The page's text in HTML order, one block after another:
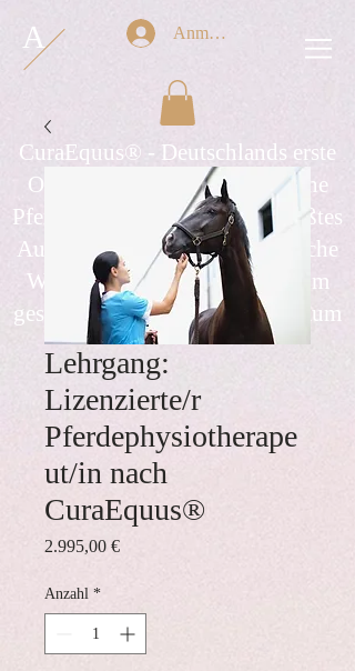
A Anmelden
CuraEquus® - Deutschlands erste
Online-Schule für ganzheitliche
Pferdeberufe seit 2013 und größtes
Ausbildungsinstitut für berufliche
Weiterbildungen mit Pferden im
gesamten deutschsprachigen Raum
Lehrgang:
Lizenzierte/r
Pferdephysiotherape
ut/in nach
CuraEquus®
2.995,00 €Preis
Anzahl *